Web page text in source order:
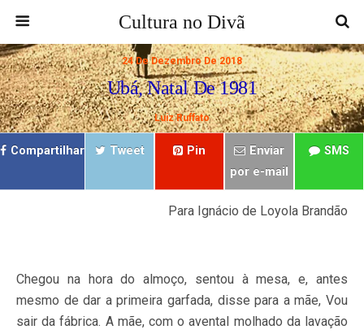
Cultura no Divã
24 De Dezembro De 2018
Ubá, Natal De 1981
Luiz Ruffato
Compartilhar Tweet Pin
Enviar
por e-mail
SMS
Para Ignácio de Loyola Brandão
Chegou na hora do almoço, sentou à mesa, e, antes
mesmo de dar a primeira garfada, disse para a mãe, Vou
sair da fábrica. A mãe, com o avental molhado da lavação